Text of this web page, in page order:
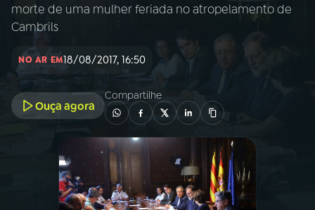
AO VIVO
01INÍCIO
02A RÁDIO
PROGRAMAÇÃO
PROGRAMAS
morte de uma mulher feriada no atropelamento de
Cambrils
NO AR EM18/08/2017, 16:50
Ouça agora
Compartilhe